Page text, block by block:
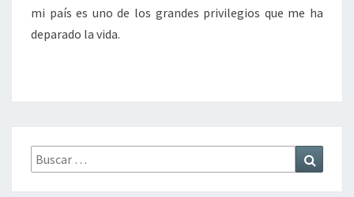
mi país es uno de los grandes privilegios que me ha
deparado la vida.
Buscar
por: